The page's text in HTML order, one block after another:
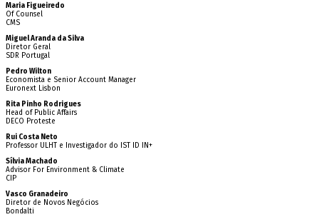
Maria Figueiredo
Of Counsel
CMS
Miguel Aranda da Silva
Diretor Geral
SDR Portugal
Pedro Wilton
Economista e Senior Account Manager
Euronext Lisbon
Rita Pinho Rodrigues
Head of Public Affairs
DECO Proteste
Rui Costa Neto
Professor ULHT e Investigador do IST ID IN+
Sílvia Machado
Advisor For Environment & Climate
CIP
Vasco Granadeiro
Diretor de Novos Negócios
Bondalti